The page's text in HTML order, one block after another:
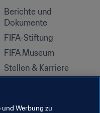
Berichte und
Dokumente
FIFA-Stiftung
FIFA Museum
Stellen & Karriere
Werbung zu